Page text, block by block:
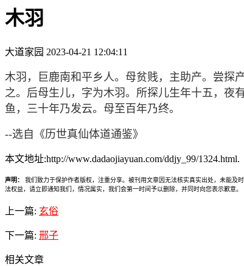
木羽
大道家园 2023-04-21 12:04:11
木羽，巨鹿南和平乡人。母贫贱，主助产。尝探
之。后母生儿，字为木羽。所探儿生年十五，夜
鱼，三十年乃发云。母至百年乃终。
--选自《历世真仙体道通鉴》
本文地址:http://www.dadaojiayuan.com/ddjy_99/1324.html.
声明：
我们致力于保护作者版权，注重分享。被刊用文章因无法核实真实出处，未能及
法权益，请立即通知我们，情况属实，我们会第一时间予以删除，并同时向您表示歉意。
上一篇: 玄俗
下一篇: 邢子
相关文章